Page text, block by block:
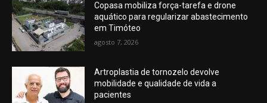
Copasa mobiliza força-tarefa e drone
aquático para regularizar abastecimento
em Timóteo
agosto 7, 2026
Artroplastia de tornozelo devolve
mobilidade e qualidade de vida a
pacientes